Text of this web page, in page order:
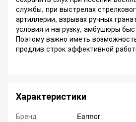
службы, при выстрелах
артиллерии, взрывах ручных
условия и нагрузку, амбушюры
Поэтому важно иметь
продлив строк эффективной
Характеристики
Бренд
Earmor